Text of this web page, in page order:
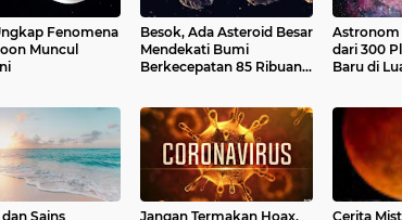
Fenomena
Muncul
Besok, Ada Asteroid Besar
Mendekati Bumi
Berkecepatan 85 Ribuan
Astronom
dari 300
Baru di
Sains Jangan Termakan Hoax, Cerita